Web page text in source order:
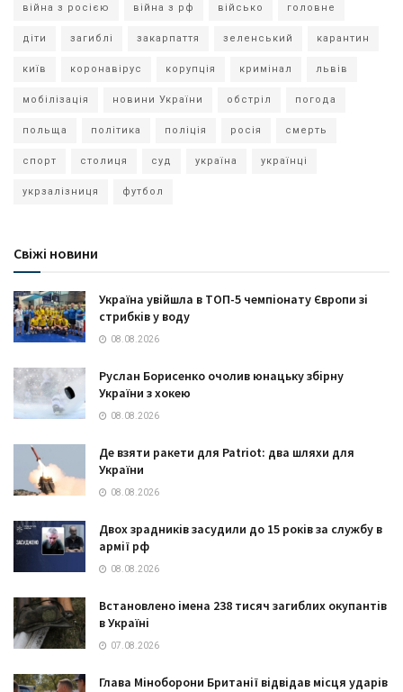
війна з росією війна з рф військо головне
діти загиблі закарпаття зеленський карантин
київ коронавірус корупція кримінал львів
мобілізація новини України обстріл погода
польща політика поліція росія смерть
спорт столиця суд україна українці
укрзалізниця футбол
Свіжі новини
Україна увійшла в ТОП-5 чемпіонату Європи зі
стрибків у воду
08.08.2026
Руслан Борисенко очолив юнацьку збірну
України з хокею
08.08.2026
Де взяти ракети для Patriot: два шляхи для
України
08.08.2026
Двох зрадників засудили до 15 років за службу в
армії рф
08.08.2026
Встановлено імена 238 тисяч загиблих окупантів
в Україні
07.08.2026
Глава Міноборони Британії відвідав місця ударів